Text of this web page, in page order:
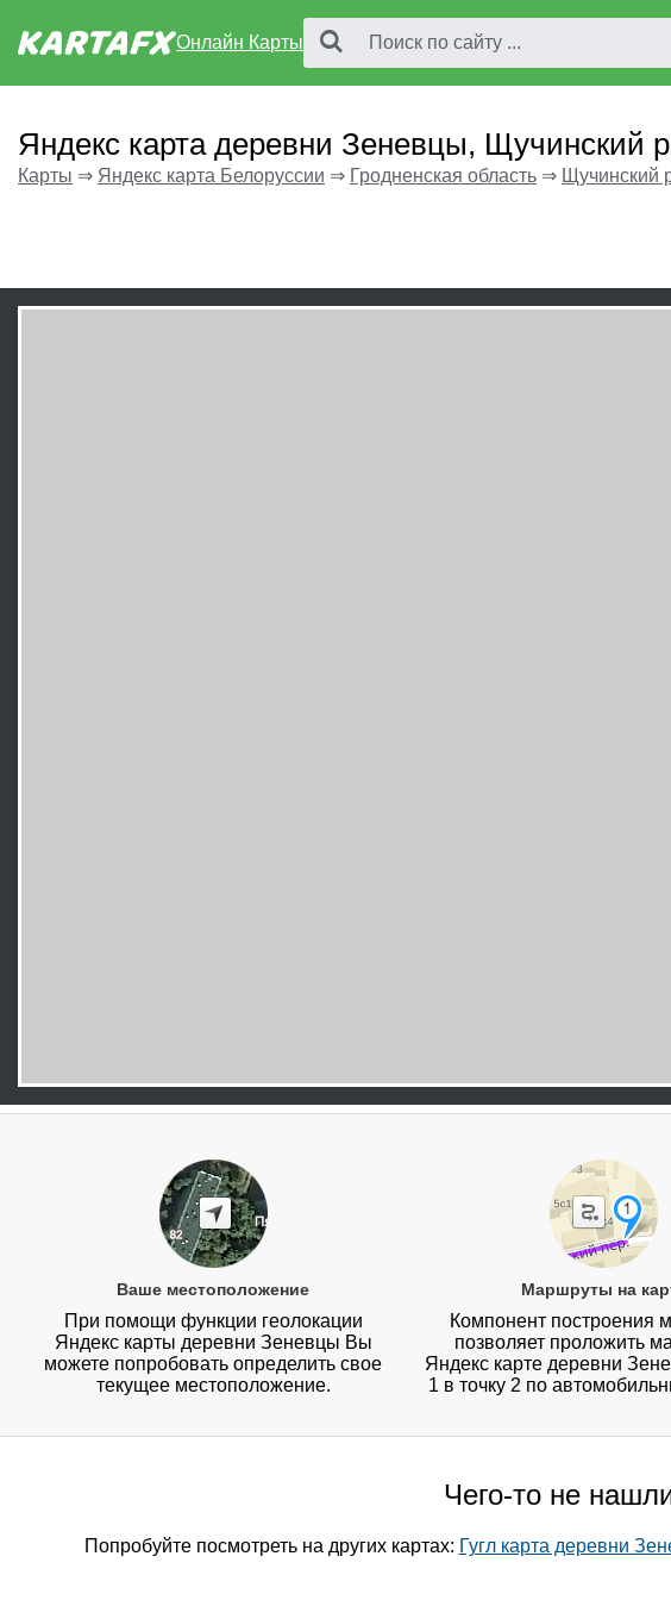
Онлайн Карты
Яндекс карта деревни Зеневцы, Щучинский
Карты ⇒ Яндекс карта Белоруссии ⇒ Гродненская область ⇒ Щучинский
Ваше местоположение
При помощи функции геолокации
Яндекс карты деревни Зеневцы Вы
можете попробовать определить свое
текущее местоположение.
Маршруты на
Компонент построения
позволяет проложить
Яндекс карте деревни
1 в точку 2 по
Чего-то не
Попробуйте посмотреть на других картах: Гугл карта деревни